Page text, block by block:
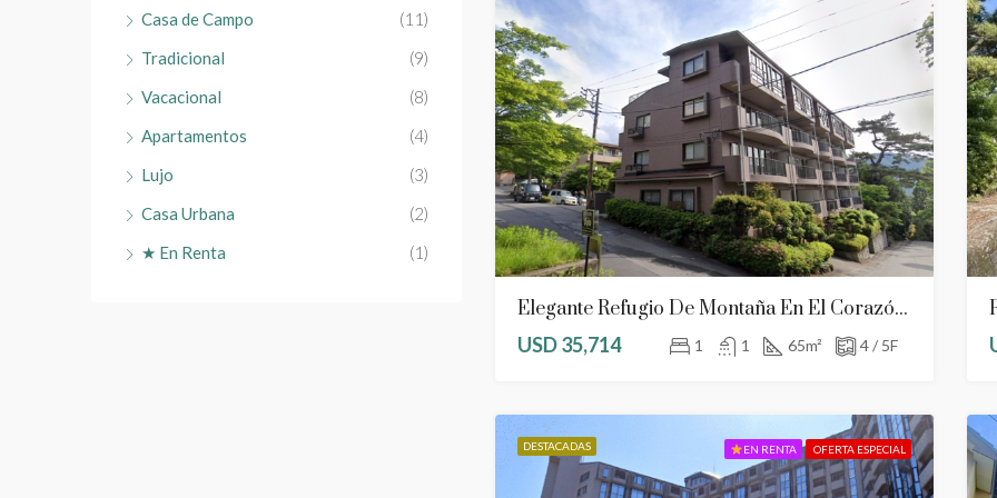
Elegante Refugio De Montaña En El Corazón De Hakone
USD 35,714
1 1 65m² 4 / 5F
DESTACADAS EN RENTA OFERTA ESPECIAL
Casa de Campo
(11)
Tradicional
(9)
Vacacional
(8)
Apartamentos
(4)
Lujo
(3)
Casa Urbana
(2)
★ En Renta
(1)